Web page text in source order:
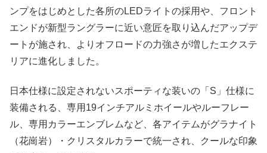
ンプをはじめとした各所のLEDライトの採用や、フロント
エンドが新型ラングラーに近い意匠を取り込んだアップデ
ートが施され、よりオフロードの力強さが増したエクステ
リアに進化しました。
日本仕様に設定されないスポーティな装いの「S」仕様に
装備される、専用19インチアルミホイールやルーフレー
ル、専用カラーエンブレムなど、各アイテムがグラナイト
（花崗岩）・クリスタルカラーで統一され、クールな印象